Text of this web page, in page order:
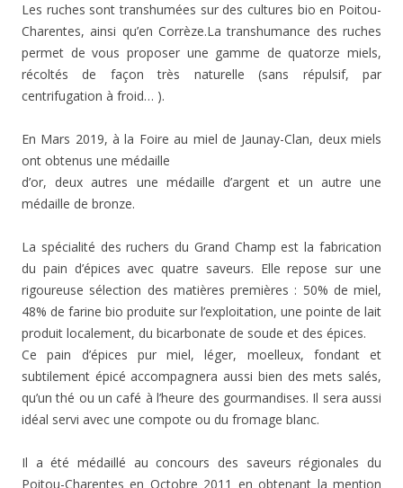
Les ruches sont transhumées sur des cultures bio en Poitou-
Charentes, ainsi qu’en Corrèze.La transhumance des ruches
permet de vous proposer une gamme de quatorze miels,
récoltés de façon très naturelle (sans répulsif, par
centrifugation à froid… ).
En Mars 2019, à la Foire au miel de Jaunay-Clan, deux miels
ont obtenus une médaille
d’or, deux autres une médaille d’argent et un autre une
médaille de bronze.
La spécialité des ruchers du Grand Champ est la fabrication
du pain d’épices avec quatre saveurs. Elle repose sur une
rigoureuse sélection des matières premières : 50% de miel,
48% de farine bio produite sur l’exploitation, une pointe de lait
produit localement, du bicarbonate de soude et des épices.
Ce pain d’épices pur miel, léger, moelleux, fondant et
subtilement épicé accompagnera aussi bien des mets salés,
qu’un thé ou un café à l’heure des gourmandises. Il sera aussi
idéal servi avec une compote ou du fromage blanc.
Il a été médaillé au concours des saveurs régionales du
Poitou-Charentes en Octobre 2011 en obtenant la mention